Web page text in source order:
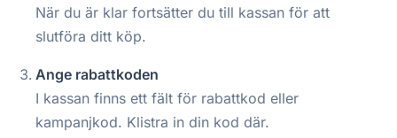
När du är klar fortsätter du till kassan för att
slutföra ditt köp.
Ange rabattkoden
I kassan finns ett fält för rabattkod eller
kampanjkod. Klistra in din kod där.